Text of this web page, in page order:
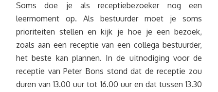
Soms doe je als receptiebezoeker nog een
leermoment op. Als bestuurder moet je soms
prioriteiten stellen en kijk je hoe je een bezoek,
zoals aan een receptie van een collega bestuurder,
het beste kan plannen. In de uitnodiging voor de
receptie van Peter Bons stond dat de receptie zou
duren van 13.00 uur tot 16.00 uur en dat tussen 13.30